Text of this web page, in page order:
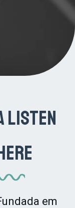
Listen
em